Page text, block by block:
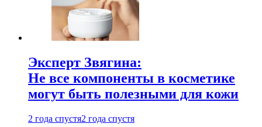
Эксперт Звягина:
Не все компоненты в косметике
могут быть полезными для кожи
2 года спустя2 года спустя